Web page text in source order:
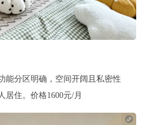
能分区明确，空间开阔且私密性
居住。价格1600元/月